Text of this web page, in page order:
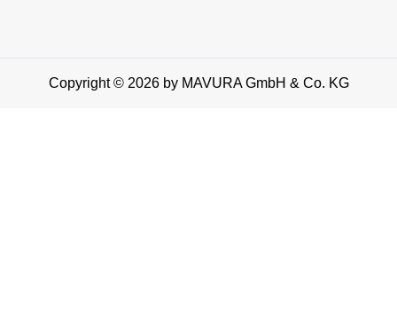
Copyright © 2026 by MAVURA GmbH & Co. KG